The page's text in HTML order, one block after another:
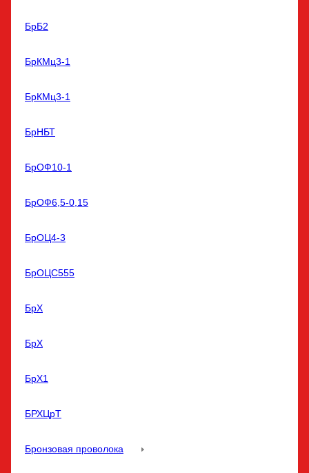
БрБ2
БрКМц3-1
БрКМц3-1
БрНБТ
БрОФ10-1
БрОФ6,5-0,15
БрОЦ4-3
БрОЦС555
БрХ
БрХ
БрХ1
БРХЦрТ
Бронзовая проволока